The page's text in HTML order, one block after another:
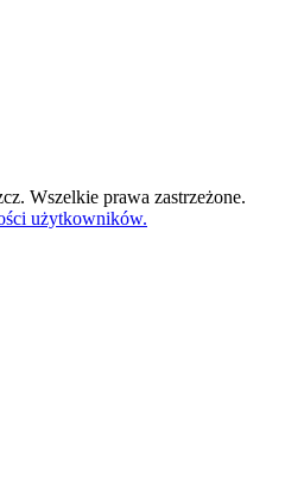
Wszelkie prawa zastrzeżone.
użytkowników.